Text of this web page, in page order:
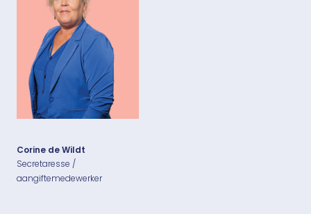
Corine de Wildt
Secretaresse /
aangiftemedewerker